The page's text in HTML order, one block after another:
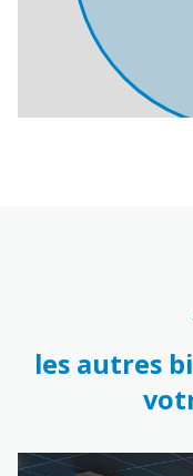
les autres